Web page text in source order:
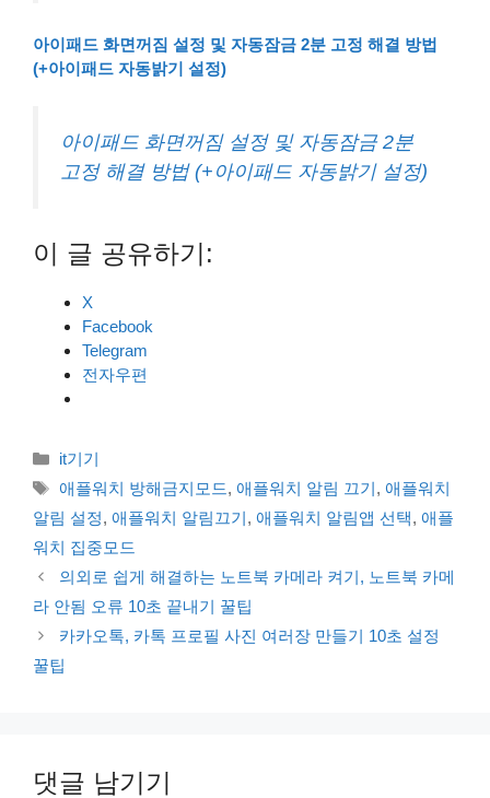
아이패드 화면꺼짐 설정 및 자동잠금 2분 고정 해결 방법
(+아이패드 자동밝기 설정)
아이패드 화면꺼짐 설정 및 자동잠금 2분
고정 해결 방법 (+아이패드 자동밝기 설정)
이 글 공유하기:
X
Facebook
Telegram
전자우편
카
테
고
리
it기기
태
그
애플워치 방해금지모드, 애플워치 알림 끄기, 애플워치
알림 설정, 애플워치 알림끄기, 애플워치 알림앱 선택, 애플
워치 집중모드
의외로 쉽게 해결하는 노트북 카메라 켜기, 노트북 카메
라 안됨 오류 10초 끝내기 꿀팁
카카오톡, 카톡 프로필 사진 여러장 만들기 10초 설정
꿀팁
댓글 남기기